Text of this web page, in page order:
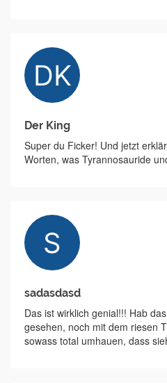
Der King
Super du Ficker! Und jetzt
Worten, was Tyrannosauride
sadasdasd
Das ist wirklich genial!!! Hab
gesehen, noch mit dem riesen
sowass total umhauen, dass